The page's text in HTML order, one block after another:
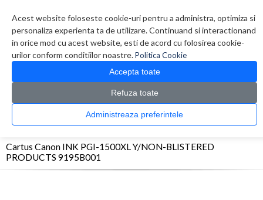
Acest website foloseste cookie-uri pentru a administra, optimiza si
personaliza experienta ta de utilizare. Continuand si interactionand
in orice mod cu acest website, esti de acord cu folosirea cookie-
urilor conform conditiilor noastre.Politica Cookie
Accepta toate
Refuza toate
Administreaza preferintele
0 produs(e)
CATALOG PRODUSE
Consumabile originale > Inkjet > Cartus Canon INK PGI-1500XL
Cartus Canon INK PGI-1500XL Y/NON-BLISTERED
PRODUCTS 9195B001